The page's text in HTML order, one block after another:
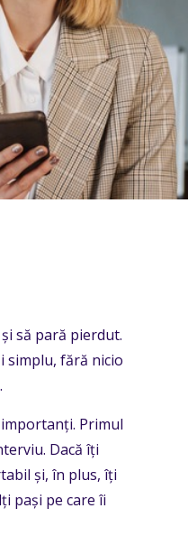
să pară pierdut.
simplu, fără nicio
Primul
Dacă îți
și, în plus, îți
pași pe care îi